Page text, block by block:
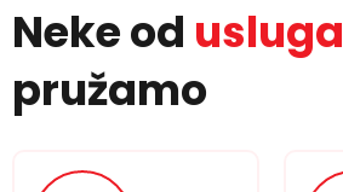
Neke od usluga
pružamo